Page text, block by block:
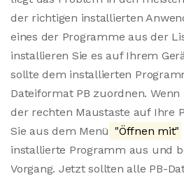
der richtigen installierten
eines der Programme aus der
installieren Sie es auf Ihrem
sollte dem installierten
Dateiformat PB zuordnen.
der rechten Maustaste auf Ihre
Sie aus dem Menü "Öffnen mit"
installierte Programm aus und
Vorgang. Jetzt sollten alle PB-